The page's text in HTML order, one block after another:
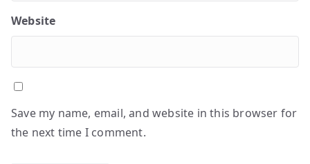
Website
Save my name, email, and website in this browser for
the next time I comment.